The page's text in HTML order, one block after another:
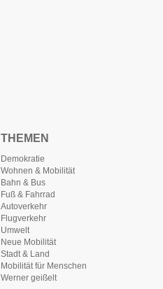
THEMEN
Demokratie
Wohnen & Mobilität
Bahn & Bus
Fuß & Fahrrad
Autoverkehr
Flugverkehr
Umwelt
Neue Mobilität
Stadt & Land
Mobilität für Menschen
Werner geißelt